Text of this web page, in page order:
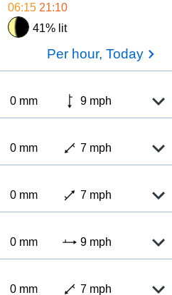
06:15 21:10
41% lit
Per hour, Today
0 mm 9 mph
0 mm 7 mph
0 mm 7 mph
0 mm 9 mph
0 mm 7 mph